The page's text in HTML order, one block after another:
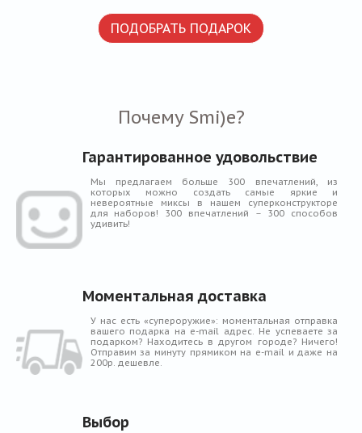
ПОДОБРАТЬ ПОДАРОК
Почему Smi)e?
Гарантированное удовольствие
Мы предлагаем больше 300 впечатлений, из
которых можно создать самые яркие и
невероятные миксы в нашем суперконструкторе
для наборов! 300 впечатлений – 300 способов
удивить!
Моментальная доставка
У нас есть «супероружие»: моментальная отправка
вашего подарка на e-mail адрес. Не успеваете за
подарком? Находитесь в другом городе? Ничего!
Отправим за минуту прямиком на e-mail и даже на
200р. дешевле.
Выбор